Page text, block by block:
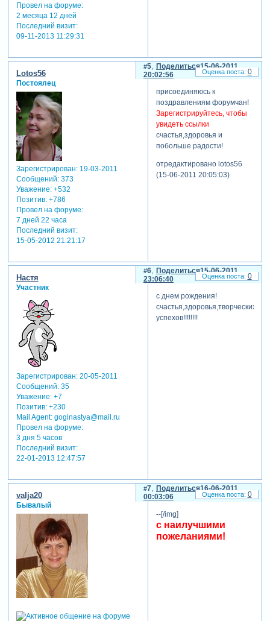
Провел на форуме:
2 месяца 12 дней
Последний визит:
09-11-2013 11:29:31
Поделиться
5
15-06-2011
20:02:56
Lotos56
Постоялец
Зарегистрирован: 19-03-2011
Сообщений:373
Уважение: +532
Позитив: +786
Провел на форуме:
7 дней 22 часа
Последний визит:
15-05-2012 21:21:17
присоединяюсь к
поздравлениям форумчан!
Зарегистрируйтесь, чтобы
увидеть ссылки
счастья,здоровья и
побольше радости!
отредактировано lotos56
(15-06-2011 20:05:03)
0
Поделиться
6
15-06-2011
23:06:40
Настя
Участник
Зарегистрирован: 20-05-2011
Сообщений:35
Уважение: +7
Позитив: +230
Mail Agent:goginastya@mail.ru
Провел на форуме:
3 дня 5 часов
Последний визит:
22-01-2013 12:47:57
с днем рождения!
счастья,здоровья,творческих
успехов!!!!!!!!
0
Поделиться
7
16-06-2011
00:03:06
valja20
Бывалый
--[/img]
с наилучшими
пожеланиями!
0